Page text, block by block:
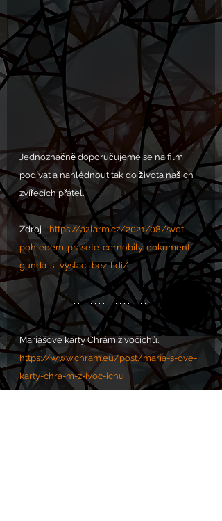
Jednoznačně doporučujeme se na film
podívat a nahlédnout tak do života našich
zvířecích přátel.
Zdroj - https://a2larm.cz/2021/08/svet-
pohledem-prasete-cernobily-dokument-
gunda-si-vystaci-bez-lidi/
Mariášové karty Chrám živočichů.
https://www.chram.eu/post/maria-s-ove-
karty-chra-m-z-ivoc-ichu